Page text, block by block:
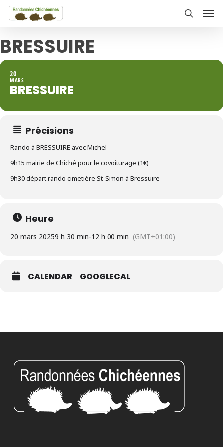
Skip
content
BRESSUIRE
20
MARS
BRESSUIRE
Précisions
Rando à BRESSUIRE avec Michel
9h15 mairie de Chiché pour le covoiturage (1€)
9h30 départ rando cimetière St-Simon à Bressuire
Heure
20 mars 20259 h 30 min-12 h 00 min (GMT+01:00)
CALENDAR GOOGLECAL